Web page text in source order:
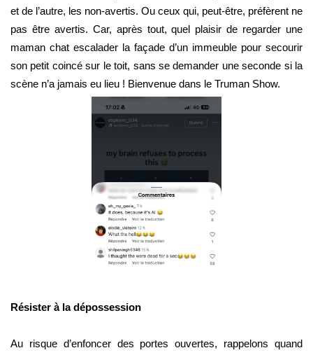
et de l’autre, les non-avertis. Ou ceux qui, peut-être, préfèrent ne
pas être avertis. Car, après tout, quel plaisir de regarder une
maman chat escalader la façade d’un immeuble pour secourir
son petit coincé sur le toit, sans se demander une seconde si la
scène n’a jamais eu lieu ! Bienvenue dans le Truman Show.
Résister à la dépossession
Au risque d’enfoncer des portes ouvertes, rappelons quand